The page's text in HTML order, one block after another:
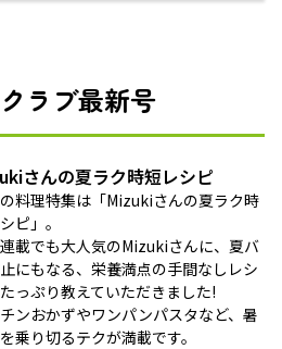
ラブ最新号
さんの夏ラク時短レシピ
料理特集は「Mizukiさんの夏ラク時
ピ」。
載でも大人気のMizukiさんに、夏バ
にもなる、栄養満点の手間なしレシ
っぷり教えていただきました!
ンおかずやワンパンパスタなど、暑
乗り切るテクが満載です。